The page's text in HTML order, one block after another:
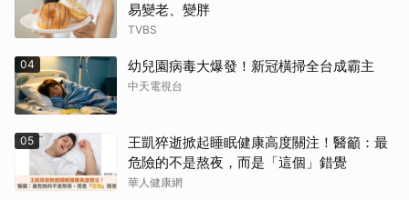
易變老、變胖
TVBS
04 幼兒園病毒大爆發！新冠橫掃全台成霸主
中天電視台
05
王凱猝逝掀起睡眠健康高度關注！醫籲：最
危險的不是熬夜，而是「這個」錯覺
華人健康網